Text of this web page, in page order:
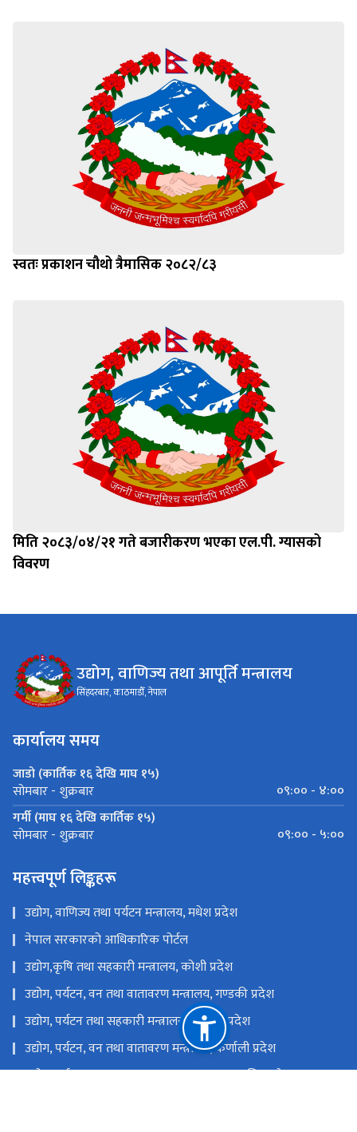
स्वतः प्रकाशन चौथो त्रैमासिक २०८२/८३
मिति २०८३/०४/२१ गते बजारीकरण भएका एल.पी. ग्यासको
विवरण
उद्योग, वाणिज्य तथा आपूर्ति मन्त्रालय
सिंहदरबार, काठमाडौँ, नेपाल
कार्यालय समय
जाडो (कार्तिक १६ देखि माघ १५)
सोमबार - शुक्रबार
०९:०० - ४:००
गर्मी (माघ १६ देखि कार्तिक १५)
सोमबार - शुक्रबार ०९:०० - ५:००
महत्त्वपूर्ण लिङ्कहरू
उद्योग, वाणिज्य तथा पर्यटन मन्त्रालय, मधेश प्रदेश
नेपाल सरकारको आधिकारिक पोर्टल
उद्योग,कृषि तथा सहकारी मन्त्रालय, कोशी प्रदेश
उद्योग, पर्यटन, वन तथा वातावरण मन्त्रालय, गण्डकी प्रदेश
उद्योग, पर्यटन तथा सहकारी मन्त्रालय, लुम्बिनी प्रदेश
उद्योग, पर्यटन, वन तथा वातावरण मन्त्रालय, कर्णाली प्रदेश
उद्योग, पर्यटन, वन तथा वातावरण मन्त्रालय, सुदुर पश्चिम प्रदेश